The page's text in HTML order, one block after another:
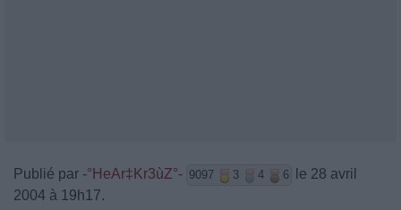
Publié par -°HeAr‡Kr3ùZ°- 9097 3 4 6
le 28 avril
2004 à 19h17.